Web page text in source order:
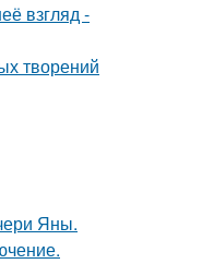
взгляд -
творений
Яны.